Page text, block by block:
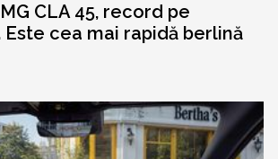
CLA 45, record pe
Este cea mai rapidă berlină